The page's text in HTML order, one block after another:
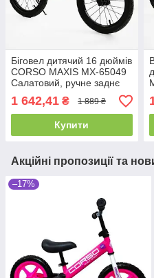
Біговел дитячий 16 дюймів
CORSO MAXIS MX-65049
Салатовий, ручне заднє
гальмо, підніжка, дзвінок,
велобіг
1 642,41 ₴ 1 889 ₴
Купити
Акційні пропозиції та
–17%